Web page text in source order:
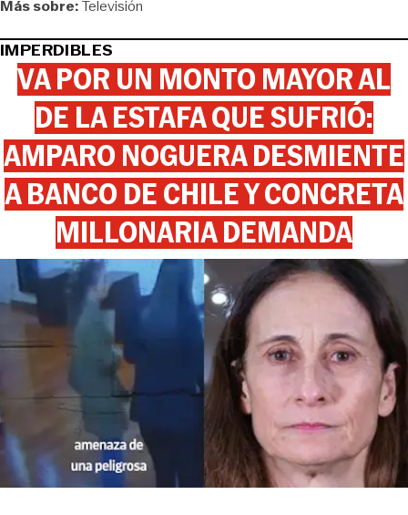
Más sobre:Televisión
IMPERDIBLES
VA POR UN MONTO MAYOR AL
DE LA ESTAFA QUE SUFRIÓ:
AMPARO NOGUERA DESMIENTE
A BANCO DE CHILE Y CONCRETA
MILLONARIA DEMANDA